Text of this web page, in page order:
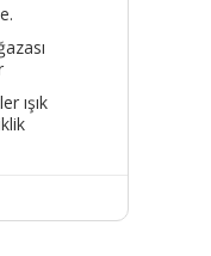
ışık